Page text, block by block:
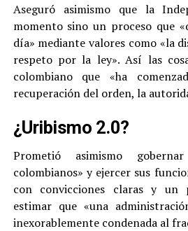
Aseguró asimismo que la
momento sino un proceso que
día» mediante valores como «la
respeto por la ley». Así las
colombiano que «ha
recuperación del orden, la
¿Uribismo 2.0?
Prometió asimismo
colombianos» y ejercer sus
con convicciones claras y un
estimar que «una
inexorablemente condenada al